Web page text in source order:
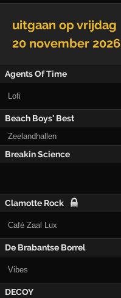
uitgaan op vrijdag
20 november 2026
Agents Of Time
Lofi
Beach Boys' Best
Zeelandhallen
Breakin Science
Clamotte Rock
Café Zaal Lux
De Brabantse Borrel
Vibes
DECOY